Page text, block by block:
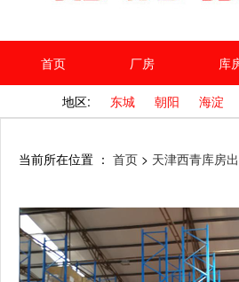
首页 厂房 库
地区: 东城 朝阳 海淀
当前所在位置 ： 首页 > 天津西青库房